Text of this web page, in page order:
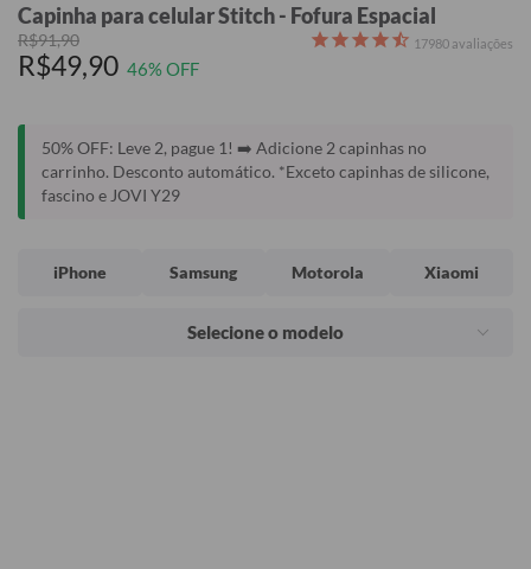
Capinha para celular Stitch - Fofura Espacial
R$91,90
R$49,90 46% OFF
17980 avaliações
50% OFF: Leve 2, pague 1! ➡️ Adicione 2 capinhas no
carrinho. Desconto automático. *Exceto capinhas de silicone,
fascino e JOVI Y29
iPhone Samsung Motorola Xiaomi
Selecione o modelo